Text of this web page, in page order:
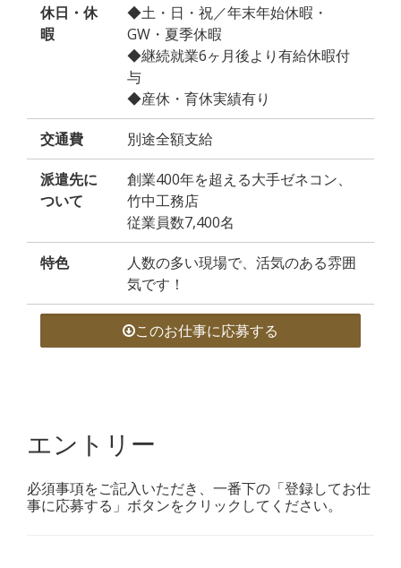
休日・休
暇
◆土・日・祝／年末年始休暇・
GW・夏季休暇
◆継続就業6ヶ月後より有給休暇付
与
◆産休・育休実績有り
交通費 別途全額支給
派遣先に
ついて
創業400年を超える大手ゼネコン、
竹中工務店
従業員数7,400名
特色
人数の多い現場で、活気のある雰囲
気です！
このお仕事に応募する
エントリー
必須事項をご記入いただき、一番下の「登録してお仕
事に応募する」ボタンをクリックしてください。